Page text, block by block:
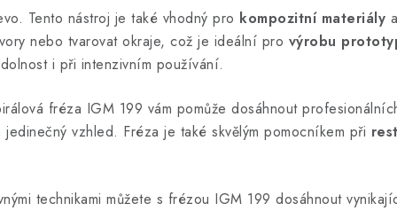
Tento nástroj je také vhodný pro kompozitní materiály
nebo tvarovat okraje, což je ideální pro výrobu
i při intenzivním používání.
fréza IGM 199 vám pomůže dosáhnout
vzhled. Fréza je také skvělým pomocníkem při
technikami můžete s frézou IGM 199 dosáhnout